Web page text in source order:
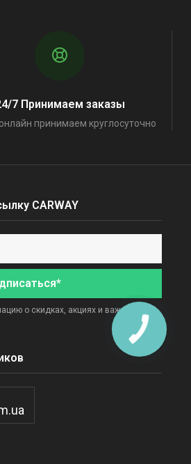
7 Принимаем заказы
принимаем круглосуточно
CARWAY
о скидках, акциях и важных